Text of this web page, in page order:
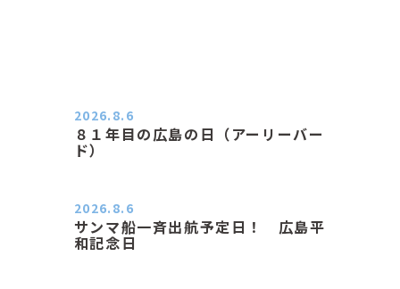
８１年目の広島の日（アーリーバー
ド）
2026.8.6
サンマ船一斉出航予定日！ 広島平
和記念日
2026.8.6